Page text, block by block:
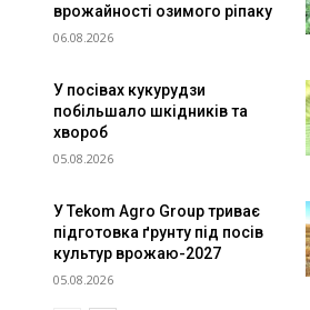
врожайності озимого ріпаку
06.08.2026
У посівах кукурудзи
побільшало шкідників та
хвороб
05.08.2026
У Tekom Agro Group триває
підготовка ґрунту під посів
культур врожаю-2027
05.08.2026